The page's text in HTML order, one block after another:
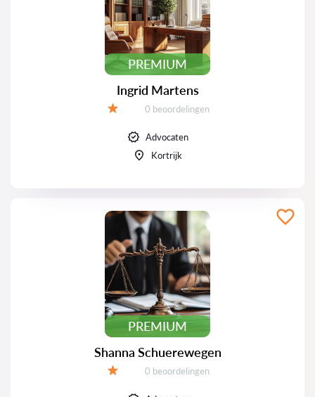
PREMIUM
Ingrid Martens
Beoordelingen:
0 beoordelingen
Advocaten
Kortrijk
PREMIUM
Shanna Schuerewegen
Beoordelingen:
0 beoordelingen